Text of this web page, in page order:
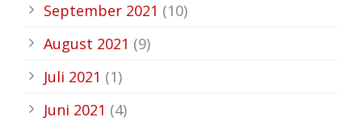
September 2021 (10)
August 2021 (9)
Juli 2021 (1)
Juni 2021 (4)